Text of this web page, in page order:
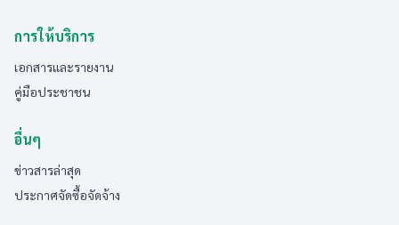
การให้บริการ
เอกสารและรายงาน
คู่มือประชาชน
อื่นๆ
ข่าวสารล่าสุด
ประกาศจัดซื้อจัดจ้าง